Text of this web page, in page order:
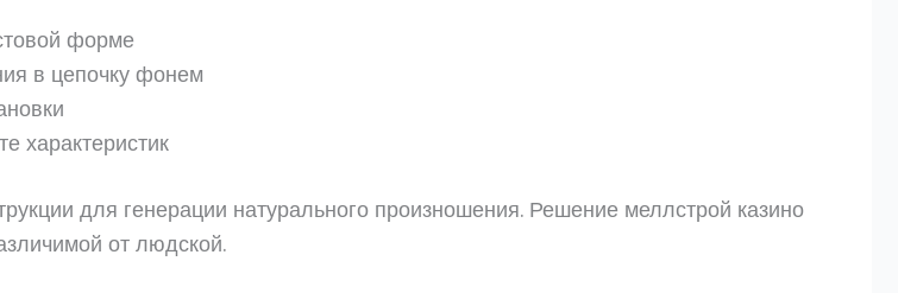
форме
в цепочку фонем
характеристик
для генерации натурального произношения. Решение меллстрой казино
от людской.